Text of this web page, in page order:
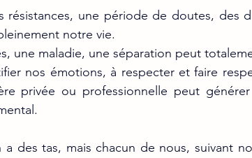
résistances, une période de doutes, des
notre vie.
une maladie, une séparation peut
nos émotions, à respecter et faire
privée ou professionnelle peut
a des tas, mais chacun de nous, suivant